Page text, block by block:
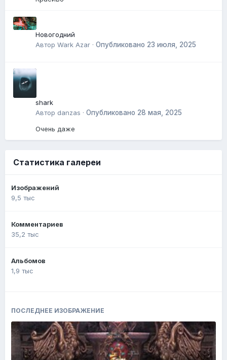
Новогодний
Автор Wark Azar · Опубликовано 23 июля, 2025
shark
Автор danzas · Опубликовано 28 мая, 2025
Очень даже
Статистика галереи
Изображений
9,5 тыс
Комментариев
35,2 тыс
Альбомов
1,9 тыс
ПОСЛЕДНЕЕ ИЗОБРАЖЕНИЕ